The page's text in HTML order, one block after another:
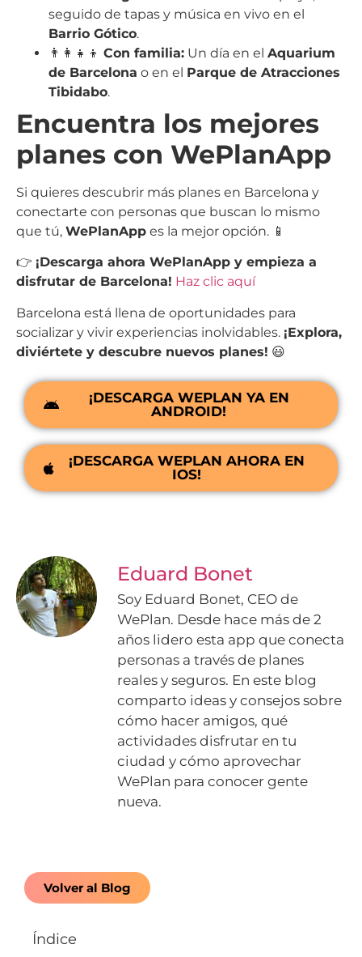
seguido de tapas y música en vivo en el
Barrio Gótico.
👨‍👩‍👧‍👦 Con familia: Un día en el Aquarium
de Barcelona o en el Parque de Atracciones
Tibidabo.
Encuentra los mejores
planes con WePlanApp
Si quieres descubrir más planes en Barcelona y
conectarte con personas que buscan lo mismo
que tú, WePlanApp es la mejor opción. 📱
👉 ¡Descarga ahora WePlanApp y empieza a
disfrutar de Barcelona! Haz clic aquí
Barcelona está llena de oportunidades para
socializar y vivir experiencias inolvidables. ¡Explora,
diviértete y descubre nuevos planes! 😃
¡DESCARGA WEPLAN YA EN
ANDROID!
¡DESCARGA WEPLAN AHORA EN
IOS!
Eduard Bonet
Soy Eduard Bonet, CEO de
WePlan. Desde hace más de 2
años lidero esta app que conecta
personas a través de planes
reales y seguros. En este blog
comparto ideas y consejos sobre
cómo hacer amigos, qué
actividades disfrutar en tu
ciudad y cómo aprovechar
WePlan para conocer gente
nueva.
Volver al Blog
Índice